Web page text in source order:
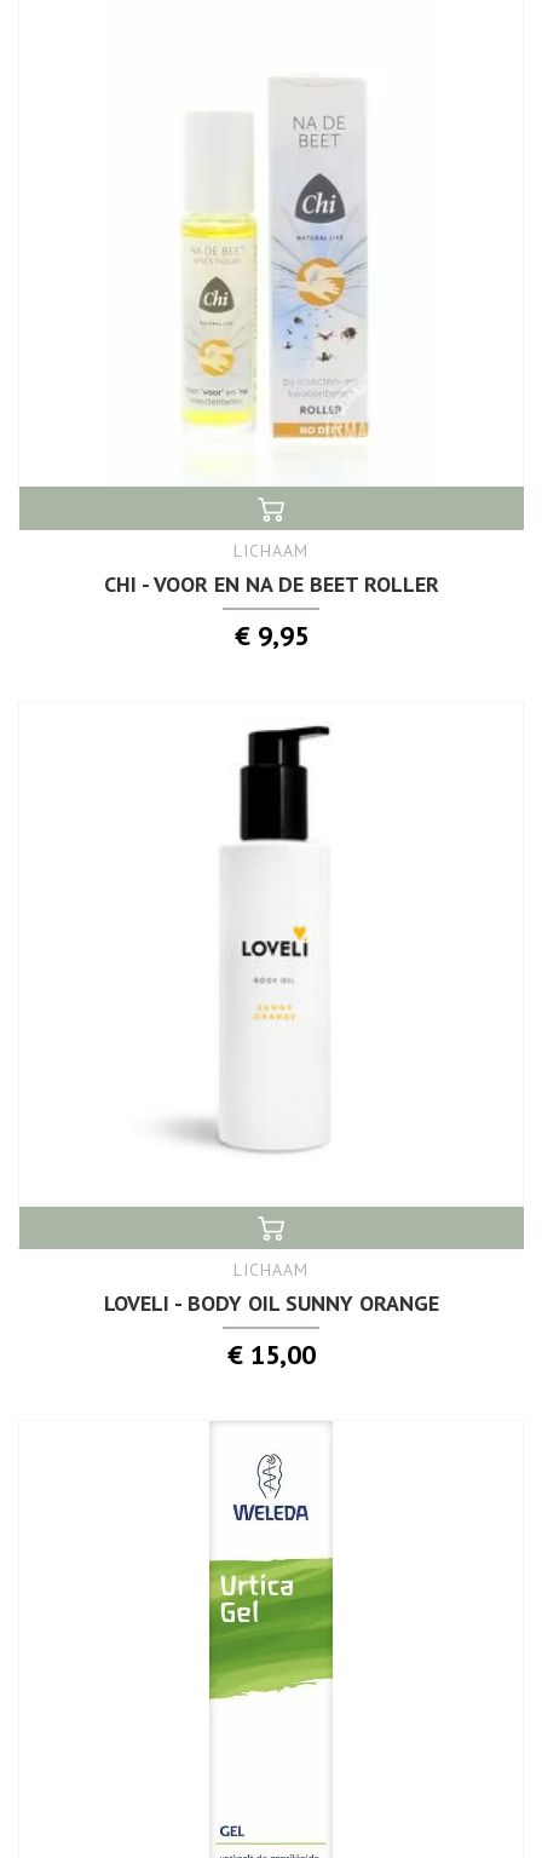
LICHAAM
CHI - VOOR EN NA DE BEET ROLLER
€ 9,95
LICHAAM
LOVELI - BODY OIL SUNNY ORANGE
€ 15,00